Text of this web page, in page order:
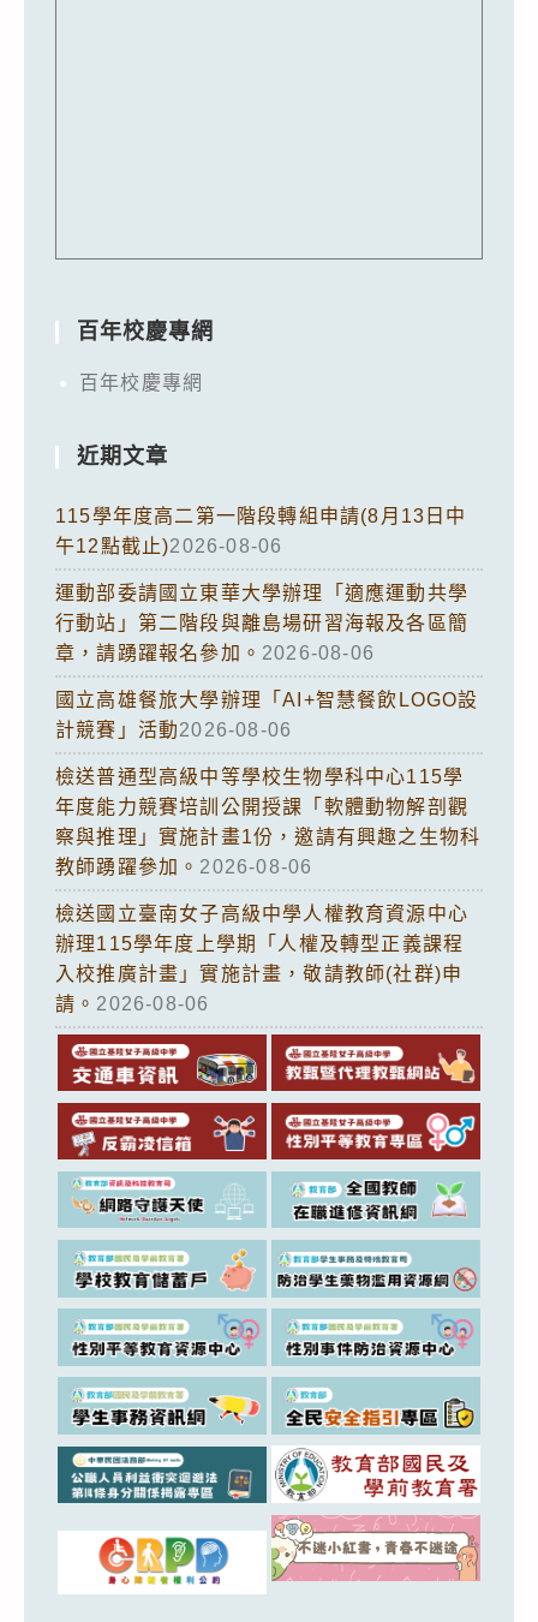
百年校慶專網
百年校慶專網
近期文章
115學年度高二第一階段轉組申請(8月13日中
午12點截止)2026-08-06
運動部委請國立東華大學辦理「適應運動共學
行動站」第二階段與離島場研習海報及各區簡
章，請踴躍報名參加。 2026-08-06
國立高雄餐旅大學辦理「AI+智慧餐飲LOGO設
計競賽」活動2026-08-06
檢送普通型高級中等學校生物學科中心115學
年度能力競賽培訓公開授課「軟體動物解剖觀
察與推理」實施計畫1份，邀請有興趣之生物科
教師踴躍參加。 2026-08-06
檢送國立臺南女子高級中學人權教育資源中心
辦理115學年度上學期「人權及轉型正義課程
入校推廣計畫」實施計畫，敬請教師(社群)申
請。 2026-08-06